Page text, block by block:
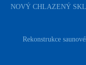
NOVÝ CHLAZENÝ
Rekonstrukce